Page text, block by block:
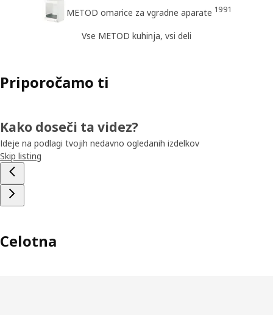
METOD omarice za vgradne aparate 1991
Vse METOD kuhinja, vsi deli
Priporočamo ti
Kako doseči ta videz?
Ideje na podlagi tvojih nedavno ogledanih izdelkov
Skip listing
Celotna